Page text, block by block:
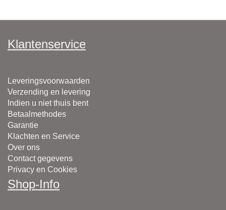
Klantenservice
Leveringsvoorwaarden
Verzending en levering
Indien u niet thuis bent
Betaalmethodes
Garantie
Klachten en Service
Over ons
Contact gegevens
Privacy en Cookies
Shop-Info